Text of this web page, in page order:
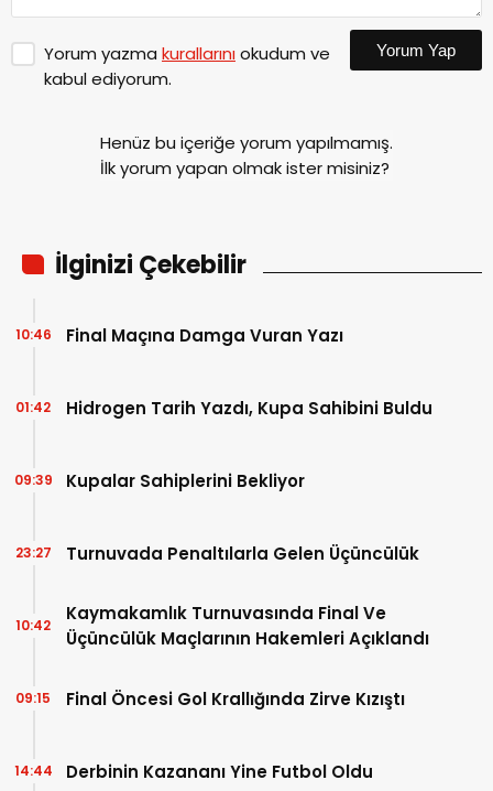
Yorum yazma kurallarınıokudum ve
kabul ediyorum.
Yorum Yap
Henüz bu içeriğe yorum yapılmamış.
İlk yorum yapan olmak ister misiniz?
İlginizi Çekebilir
Final Maçına Damga Vuran Yazı
10:46
Hidrogen Tarih Yazdı, Kupa Sahibini Buldu
01:42
Kupalar Sahiplerini Bekliyor
09:39
Turnuvada Penaltılarla Gelen Üçüncülük
23:27
Kaymakamlık Turnuvasında Final Ve
Üçüncülük Maçlarının Hakemleri Açıklandı
10:42
Final Öncesi Gol Krallığında Zirve Kızıştı
09:15
Derbinin Kazananı Yine Futbol Oldu
14:44